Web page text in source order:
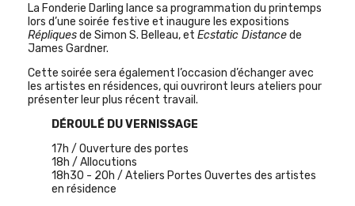
La Fonderie Darling lance sa programmation du printemps
lors d’une soirée festive et inaugure les expositions
Répliquesde Simon S. Belleau, et Ecstatic Distancede
James Gardner.
Cette soirée sera également l’occasion d’échanger avec
les artistes en résidences, qui ouvriront leurs ateliers pour
présenter leur plus récent travail.
DÉROULÉ DU VERNISSAGE
17h / Ouverture des portes
18h / Allocutions
18h30 - 20h / Ateliers Portes Ouvertes des artistes
en résidence